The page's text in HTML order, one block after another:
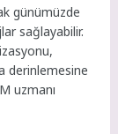
günümüzde
sağlayabilir.
derinlemesine
uzmanı